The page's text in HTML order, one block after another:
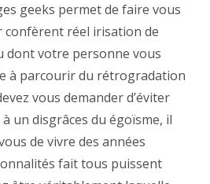
geeks permet de faire vous
réel irisation de
dont votre personne vous
à parcourir du rétrogradation
vous demander d’éviter
un disgrâces du égoïsme, il
de vivre des années
fait tous puissent